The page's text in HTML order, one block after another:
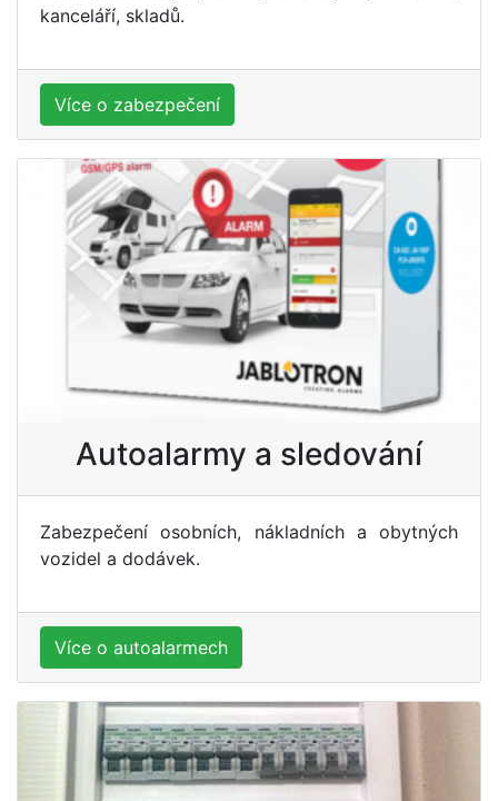
kanceláří, skladů.
Více o zabezpečení
Autoalarmy a sledování
Zabezpečení osobních, nákladních a obytných
vozidel a dodávek.
Více o autoalarmech